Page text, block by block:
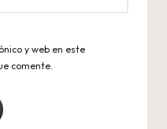
y web en este
comente.